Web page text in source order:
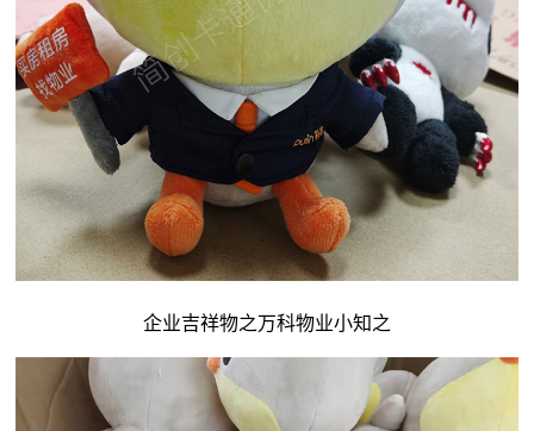
企业吉祥物之万科物业小知之